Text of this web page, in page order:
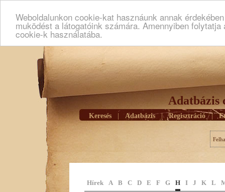
Weboldalunkon cookie-kat hasznáunk annak
muködést a látogatóink számára. Amennyiben
cookie-k használatába.
Adatbázis
Keresés Adatbázis | Regisztráció |
Hírek A B C D E F G H I J K L